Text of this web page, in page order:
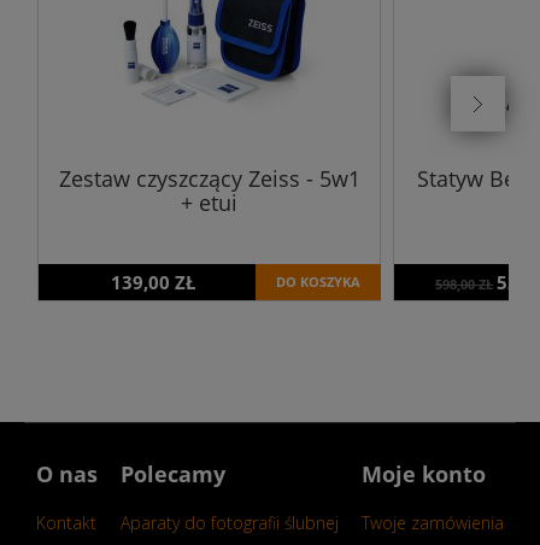
Zestaw czyszczący Zeiss - 5w1
+ etui
139,00 ZŁ DO KOSZYKA
Statyw
598,00 ZŁ
O nas
Kontakt
Polecamy
Aparaty do fotografii ślubnej
Moje konto
Twoje zamówienia